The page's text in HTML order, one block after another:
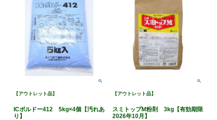
【アウトレット品】
ICボルドー412 5kg×4個【汚れあ
り】
【アウトレット品】
スミトップM粉剤 3kg【有効期限
2026年10月】